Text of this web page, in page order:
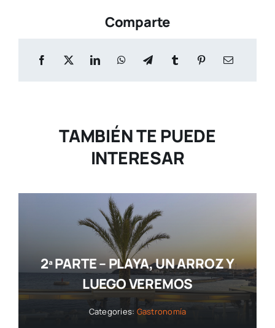
Comparte
TAMBIÉN TE PUEDE
INTERESAR
2ª PARTE – PLAYA, UN ARROZ Y
LUEGO VEREMOS
Categories: Gastronomía